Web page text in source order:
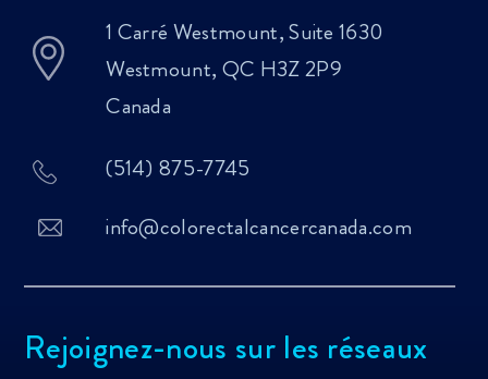
1 Carré Westmount, Suite 1630
Westmount, QC H3Z 2P9
Canada
(514) 875-7745
info@colorectalcancercanada.com
Rejoignez-nous sur les réseaux